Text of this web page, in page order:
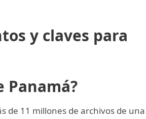
y claves para
Panamá?
de 11 millones de archivos de una